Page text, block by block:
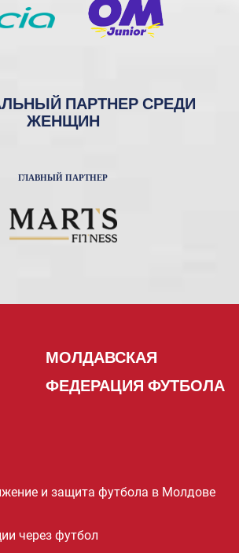
ПАРТНЕР СРЕДИ
ЖЕНЩИН
ГЛАВНЫЙ ПАРТНЕР
МОЛДАВСКАЯ
ФЕДЕРАЦИЯ ФУТБОЛА
и защита футбола в Молдове
через футбол